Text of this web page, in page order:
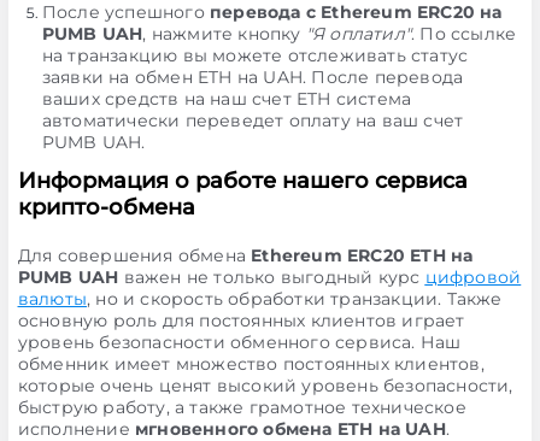
После успешного перевода с Ethereum ERC20 на
PUMB UAH, нажмите кнопку "Я оплатил". По ссылке
на транзакцию вы можете отслеживать статус
заявки на обмен ETH на UAH. После перевода
ваших средств на наш счет ETH система
автоматически переведет оплату на ваш счет
PUMB UAH.
Информация о работе нашего сервиса
крипто-обмена
Для совершения обмена Ethereum ERC20 ETH на
PUMB UAH важен не только выгодный курс цифровой
валюты, но и скорость обработки транзакции. Также
основную роль для постоянных клиентов играет
уровень безопасности обменного сервиса. Наш
обменник имеет множество постоянных клиентов,
которые очень ценят высокий уровень безопасности,
быструю работу, а также грамотное техническое
исполнение мгновенного обмена ETH на UAH.